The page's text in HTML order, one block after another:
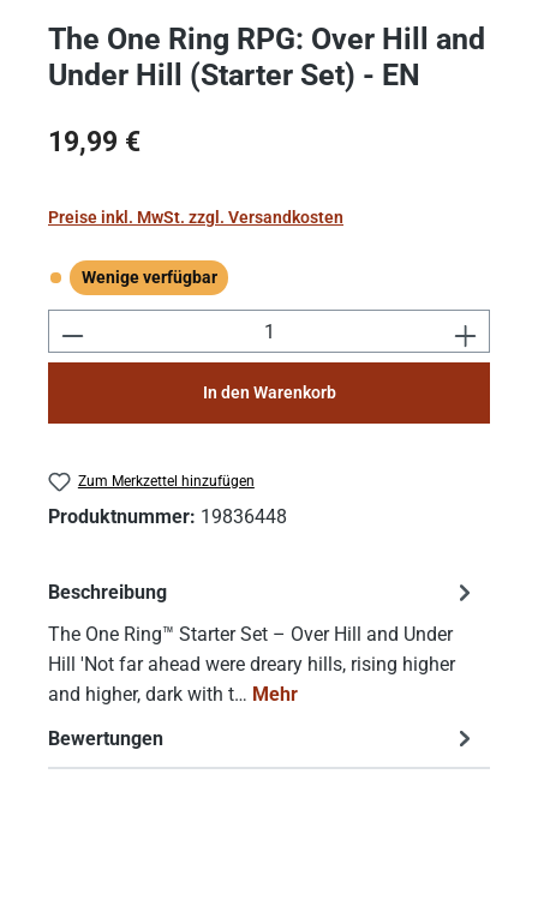
The One Ring RPG: Over Hill and
Under Hill (Starter Set) - EN
Regulärer Preis:
19,99 €
Preise inkl. MwSt. zzgl. Versandkosten
Wenige verfügbar
Wenige verfügbar
Produkt Anzahl: Gib den gewünschten
In den Warenkorb
Zum Merkzettel hinzufügen
Produktnummer: 19836448
Beschreibung
The One Ring™ Starter Set – Over Hill and Under
Hill 'Not far ahead were dreary hills, rising higher
and higher, dark with t… Mehr
Bewertungen